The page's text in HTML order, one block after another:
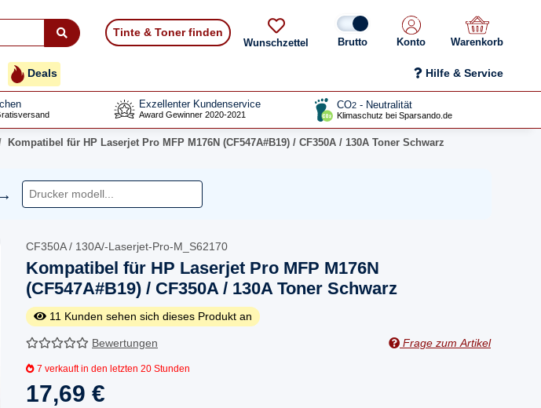
Tinte & Toner finden
Wunschzettel Konto Warenkorb
Deals Hilfe & Service
Exzellenter Kundenservice
Award Gewinner 2020-2021
CO2 - Neutralität
Klimaschutz bei Sparsando.de
Kompatibel für HP Laserjet Pro MFP M176N (CF547A#B19) / CF350A / 130A Toner Schwarz
CF350A / 130A/-Laserjet-Pro-M_S62170
Kompatibel für HP Laserjet Pro MFP M176N
(CF547A#B19) / CF350A / 130A Toner Schwarz
11 Kunden sehen sich dieses Produkt an
Bewertungen Frage zum Artikel
7 verkauft in den letzten 20 Stunden
17,69 €